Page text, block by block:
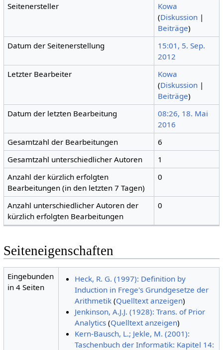
Seitenersteller
Kowa
(Diskussion |
Beiträge)
Datum der Seitenerstellung
15:01, 5. Sep.
2012
Letzter Bearbeiter
Kowa
(Diskussion |
Beiträge)
Datum der letzten Bearbeitung
08:26, 18. Mai
2016
Gesamtzahl der Bearbeitungen
6
Gesamtzahl unterschiedlicher Autoren
1
Anzahl der kürzlich erfolgten
Bearbeitungen (in den letzten 7 Tagen)
0
Anzahl unterschiedlicher Autoren der
kürzlich erfolgten Bearbeitungen
0
Seiteneigenschaften
Eingebunden
in 4 Seiten
Heck, R. G. (1997): Definition by
Induction in Frege's Grundgesetze der
Arithmetik(Quelltext anzeigen)
Jenkinson, A.J.J. (1928): Trans. of Prior
Analytics(Quelltext anzeigen)
Kern-Bausch, L.; Jekle, M. (2001):
Taschenbuch der Informatik: Kapitel 14: